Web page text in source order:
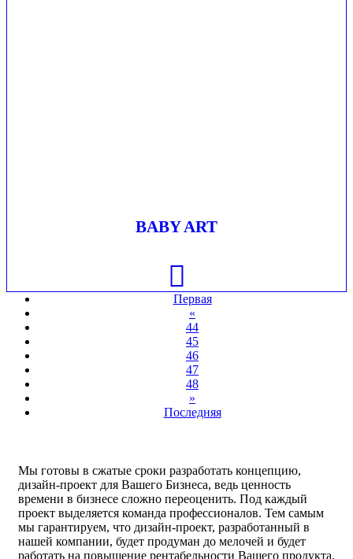
BABY ART
Первая
«
44
45
46
47
48
»
Последняя
Мы готовы в сжатые сроки разработать концепцию,
дизайн-проект для Вашего Бизнеса, ведь ценность
времени в бизнесе сложно переоценить. Под каждый
проект выделяется команда профессионалов. Тем самым
мы гарантируем, что дизайн-проект, разработанный в
нашей компании, будет продуман до мелочей и будет
работать на повышение рентабельности Вашего продукта.